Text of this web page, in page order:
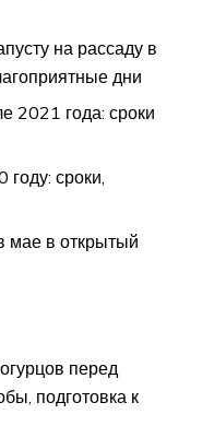
на рассаду в
дни
2021 года: сроки
сроки,
мае в открытый
перед
подготовка к